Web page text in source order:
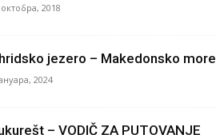
2018
jezero – Makedonsko more
2024
– VODIČ ZA PUTOVANJE